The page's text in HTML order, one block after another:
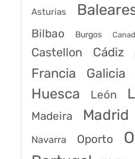
Asturias
Bilbao Burgos
Castellon Cádiz
Francia Galicia
Huesca León
Madeira Madrid
Navarra Oporto